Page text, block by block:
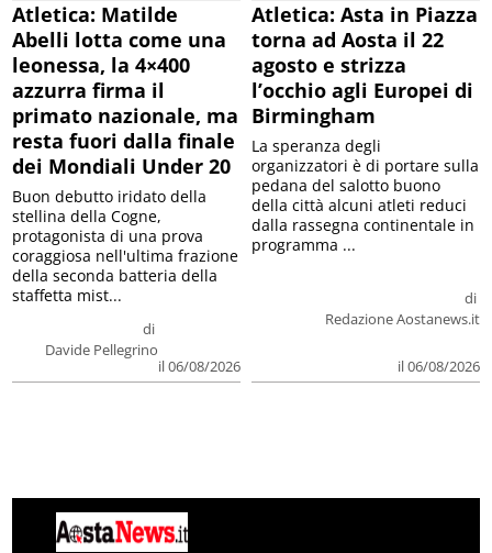
Atletica: Matilde
Abelli lotta come una
leonessa, la 4×400
azzurra firma il
primato nazionale, ma
resta fuori dalla finale
dei Mondiali Under 20
di
Davide Pellegrino
il 06/08/2026
Buon debutto iridato della
stellina della Cogne,
protagonista di una prova
coraggiosa nell'ultima frazione
della seconda batteria della
staffetta mist...
Atletica: Asta in Piazza
torna ad Aosta il 22
agosto e strizza
l’occhio agli Europei di
Birmingham
di
Redazione Aostanews.it
il 06/08/2026
La speranza degli
organizzatori è di portare sulla
pedana del salotto buono
della città alcuni atleti reduci
dalla rassegna continentale in
programma ...